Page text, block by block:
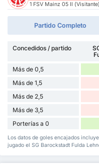
1 FSV Mainz 05 II (Visitante)
Partido Completo
Concedidos / partido
Más de 0,5
Más de 1,5
Más de 2,5
Más de 3,5
Porterías a 0
Los datos de goles encajados
jugado el SG Barockstadt Fulda